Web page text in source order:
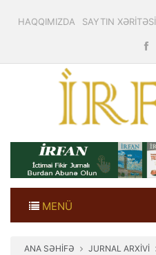
HAQQIMIZDA SAYTIN XƏRİTƏSİ
MENÜ
ANA SƏHİFƏ JURNAL ARXİVİ